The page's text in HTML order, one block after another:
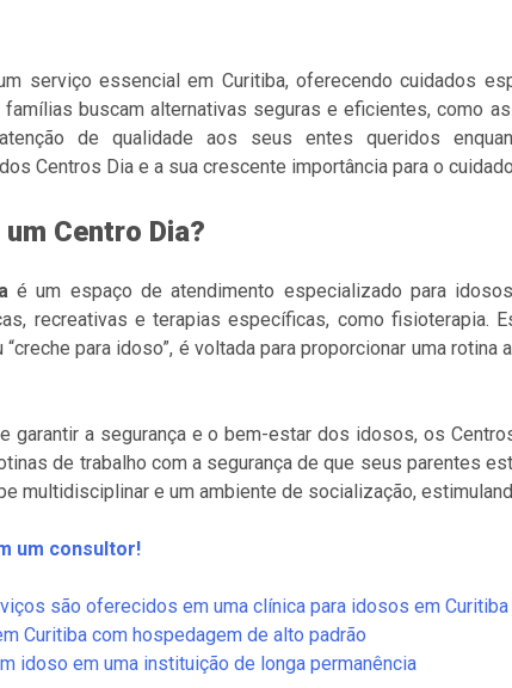
serviço essencial em Curitiba, oferecendo cuidados
famílias buscam alternativas seguras e eficientes, como
de qualidade aos seus entes queridos
Centros Dia e a sua crescente importância para o
um Centro Dia?
é um espaço de atendimento especializado para
recreativas e terapias específicas, como fisioterapia.
“creche para idoso”, é voltada para proporcionar uma
garantir a segurança e o bem-estar dos idosos, os
de trabalho com a segurança de que seus parentes
multidisciplinar e um ambiente de socialização,
um consultor!
são oferecidos em uma clínica para idosos em Curitiba
Curitiba com hospedagem de alto padrão
idoso em uma instituição de longa permanência